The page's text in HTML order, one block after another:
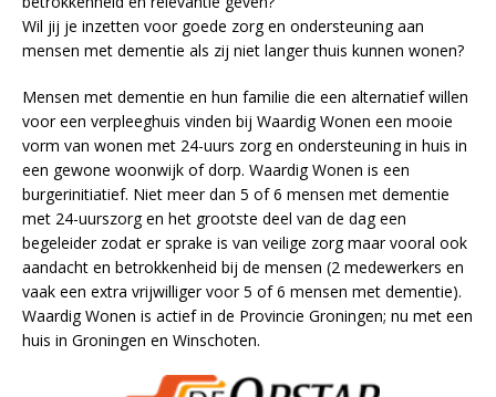
Wil jij je inzetten voor goede zorg en ondersteuning aan
mensen met dementie als zij niet langer thuis kunnen wonen?
Mensen met dementie en hun familie die een alternatief willen
voor een verpleeghuis vinden bij Waardig Wonen een mooie
vorm van wonen met 24-uurs zorg en ondersteuning in huis in
een gewone woonwijk of dorp. Waardig Wonen is een
burgerinitiatief. Niet meer dan 5 of 6 mensen met dementie
met 24-uurszorg en het grootste deel van de dag een
begeleider zodat er sprake is van veilige zorg maar vooral ook
aandacht en betrokkenheid bij de mensen (2 medewerkers en
vaak een extra vrijwilliger voor 5 of 6 mensen met dementie).
Waardig Wonen is actief in de Provincie Groningen; nu met een
huis in Groningen en Winschoten.